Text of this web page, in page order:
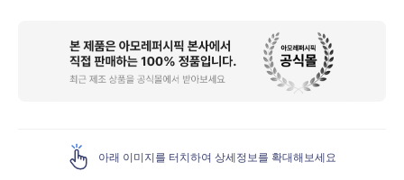
아래 이미지를 터치하여 상세정보를 확대해보세요